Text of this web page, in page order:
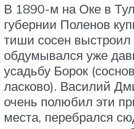
В 1890-м на Оке в
губернии Поленов
тиши сосен выстроил
обдумывался уже
усадьбу Борок
ласково). Василий
очень полюбил эти
места, перебрался